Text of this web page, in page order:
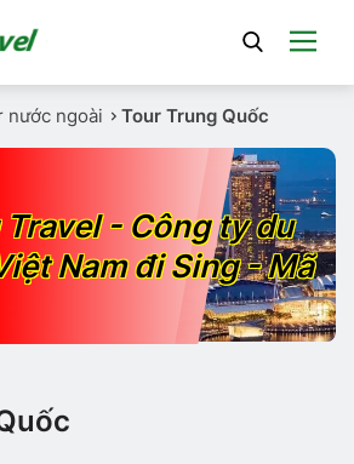
nước ngoài Tour Trung Quốc
- Công ty du
Nam đi Sing - Mã